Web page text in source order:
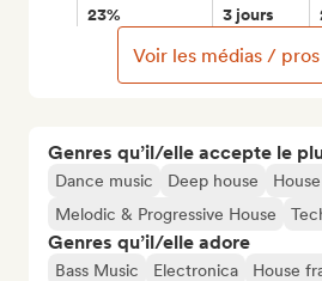
Genres qu’il/elle accepte le
Dance music Deep house
Melodic & Progressive House
Genres qu’il/elle adore
Bass Music Electronica House
23% 3 jours
Voir les médias /